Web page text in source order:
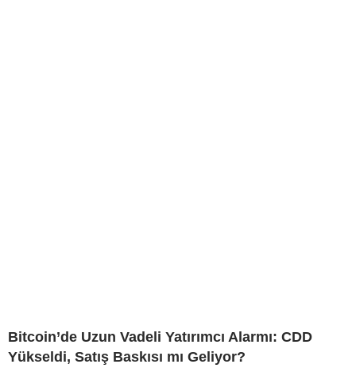
Bitcoin’de Uzun Vadeli Yatırımcı Alarmı: CDD
Yükseldi, Satış Baskısı mı Geliyor?